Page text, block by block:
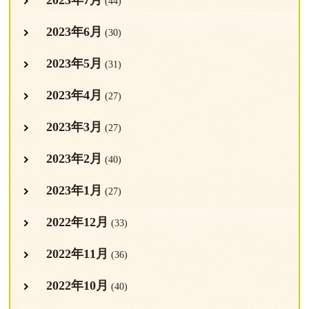
2023年6月 (30)
2023年5月 (31)
2023年4月 (27)
2023年3月 (27)
2023年2月 (40)
2023年1月 (27)
2022年12月 (33)
2022年11月 (36)
2022年10月 (40)